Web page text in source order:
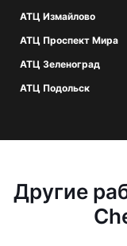
АТЦ Измайлово
АТЦ Проспект Мира
АТЦ Зеленоград
АТЦ Подольск
Другие